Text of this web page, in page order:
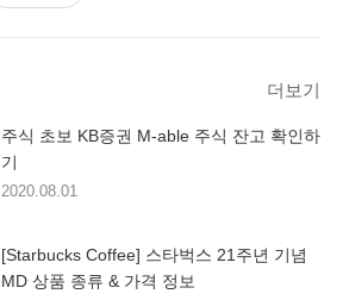
더보기
주식 초보 KB증권 M-able 주식 잔고 확인하
기
2020.08.01
[Starbucks Coffee] 스타벅스 21주년 기념
MD 상품 종류 & 가격 정보